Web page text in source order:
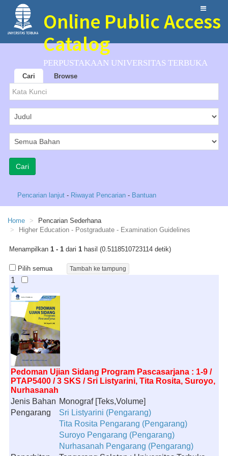
Online Public Access
Catalog
PERPUSTAKAAN UNIVERSITAS TERBUKA
Cari Browse
Pencarian lanjut - Riwayat Pencarian - Bantuan
Home
Pencarian Sederhana
Higher Education - Postgraduate - Examination Guidelines
Menampilkan 1 - 1 dari 1 hasil (0.5118510723114 detik)
Pilih semua
1
Pedoman Ujian Sidang Program Pascasarjana : 1-9 /
PTAP5400 / 3 SKS / Sri Listyarini, Tita Rosita, Suroyo,
Nurhasanah
Jenis Bahan Monograf [Teks,Volume]
Pengarang
Sri Listyarini (Pengarang)
Tita Rosita Pengarang (Pengarang)
Suroyo Pengarang (Pengarang)
Nurhasanah Pengarang (Pengarang)